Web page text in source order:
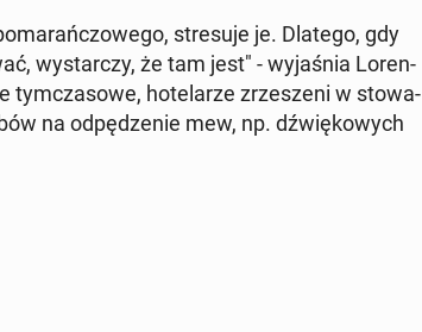
stre­su­je je. Dlatego, gdy
wy­star­czy, że tam jest" - wy­ja­śnia Lo­ren­
tym­cza­so­we, ho­te­la­rze zrze­sze­ni w sto­wa­
na od­pę­dze­nie mew, np. dźwię­ko­wych